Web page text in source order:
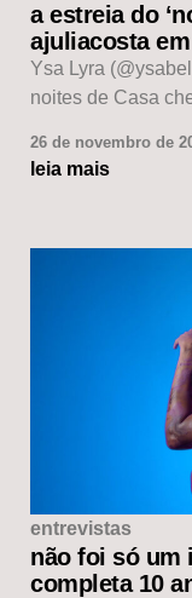
a estreia do
ajuliacosta
Ysa Lyra
noites de Casa
26 de novembro de
leia mais
entrevistas
não foi só um
completa 10